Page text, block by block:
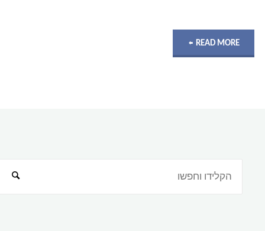
ספציפיים READ MORE "הגנת
באינטרנט